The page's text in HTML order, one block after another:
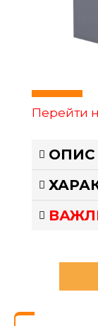
Перейти
ОПИС